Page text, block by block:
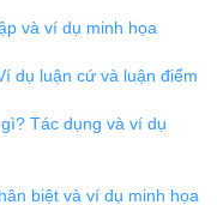
và ví dụ minh họa
dụ luận cứ và luận điểm
Tác dụng và ví dụ
biệt và ví dụ minh họa